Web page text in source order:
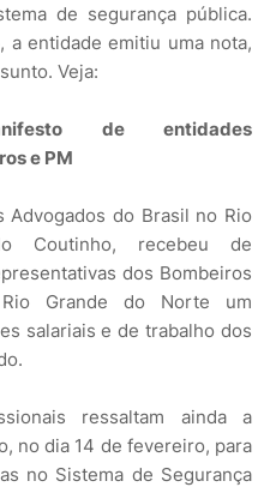
de segurança pública.
a entidade emitiu uma nota,
Veja:
de entidades
e PM
Advogados do Brasil no Rio
Coutinho, recebeu de
dos Bombeiros
Grande do Norte um
salariais e de trabalho dos
ressaltam ainda a
no dia 14 de fevereiro, para
no Sistema de Segurança